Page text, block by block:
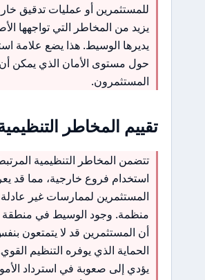
للمستثمرين أو عمليات تدقيق
يزيد من المخاطر التي تواجهها
يديرها الوسيط. هذا يضع علامة
حول مستوى الأمان الذي يمكن
المستثمرون.
تقييم المخاطر
استخدام فروع خارجية، مما قد
المستثمرين لممارسات غير عادلة
منظمة. وجود الوسيط في منطقة
أن المستثمرين قد لا يتمتعون
الحماية الذي يوفره التنظيم
يؤدي إلى صعوبة في استرداد